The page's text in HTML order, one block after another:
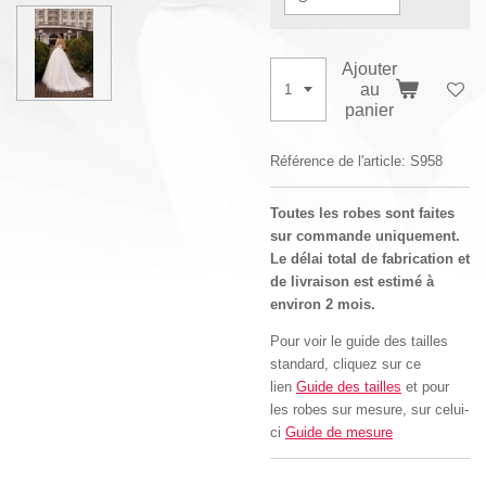
Ajouter
au
panier
Référence de l'article: S958
Toutes les robes sont faites
sur commande uniquement.
Le délai total de fabrication et
de livraison est estimé à
environ 2 mois.
Pour voir le guide des tailles
standard, cliquez sur ce
lien Guide des tailles et pour
les robes sur mesure, sur celui-
ci Guide de mesure